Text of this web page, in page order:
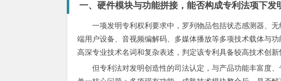
一、硬件模块与功能拼接，能否构成专利法项下发
一项发明专利权利要求中，罗列物品包括状态感测器、
端用户设备、音视频编解码、多媒体播放等多项技术载体与
高深专业技术名词和复杂表述，判定该专利具备较高技术创新
但专利法对发明创造性的司法认定，与产品功能丰富度